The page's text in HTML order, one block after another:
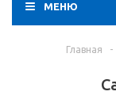
МЕНЮ
Главная -